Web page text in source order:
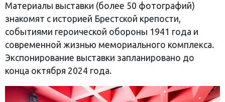
Материалы выставки (более 50 фотографий)
знакомят с историей Брестской крепости,
событиями героической обороны 1941 года и
современной жизнью мемориального комплекса.
Экспонирование выставки запланировано до
конца октября 2024 года.